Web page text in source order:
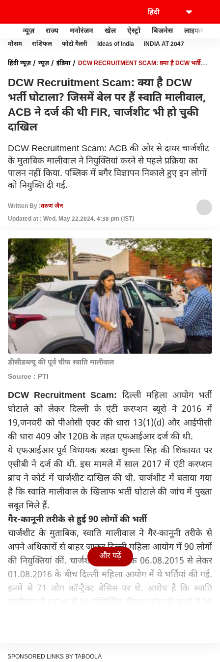
न्यूज़ राज्य मनोरंजन खेल ऐस्ट्रो बिजनेस लाइफस्टाइल
मौसम राशिफल फोटो गैलरी Ideas of India INDIA AT 2047
हिंदी न्यूज़ न्यूज़ इंडिया
DCW RECRUITMENT SCAM: क्या है DCW भर्ती
चुकी दाखिल
DCW Recruitment Scam: क्या है DCW
भर्ती घोटाला? जिसमें बेल पर हैं स्वाति मालीवाल,
ACB ने दर्ज की थी FIR, चार्जशीट भी हो चुकी
दाखिल
DCW Recruitment Scam: ACB की ओर से दायर चार्जशीट
के मुताबिक मालीवाल ने नियुक्तियां करने से पहले प्रक्रिया का
पालन नहीं किया. पब्लिक में बगैर विज्ञापन निकाले हुए इन लोगों
को नियुक्ति दी गई.
Written By :वरुण जैन
Updated at : Wed, May 22,2024, 4:38 pm (IST)
डीसीडब्ल्यू की पूर्व चीफ स्वाति मालीवाल
Source : PTI
DCW Recruitment Scam: दिल्ली महिला आयोग भर्ती
घोटाले को लेकर दिल्ली के एंटी करप्शन ब्यूरो ने 2016 में
19,जनवरी को पीओसी एक्ट की धारा 13(1)(d) और आईपीसी
की धारा 409 और 120B के तहत एफआईआर दर्ज की थी.
ये एफआईआर पूर्व विधायक बरखा शुक्ला सिंह की शिकायत पर
एसीबी ने दर्ज की थी. इस मामले में साल 2017 में एंटी करप्शन
ब्रांच ने कोर्ट में चार्जशीट दाखिल की थी. चार्जशीट में बताया गया
है कि स्वाति मालीवाल के खिलाफ भर्ती घोटाले की जांच में पुख्ता
सबूत मिले हैं.
गैर-कानूनी तरीके से हुई 90 लोगों की भर्ती
चार्जशीट के मुताबिक, स्वाति मालीवाल ने गैर-कानूनी तरीके से
अपने अधिकारों से बाहर जाकर दिल्ली महिला आयोग में 90 लोगों
की नियुक्तियां कीं. चार्जशीट के मुताबिक 06.08.2015 से लेकर
01.08.2016 के बीच दिल्ली महिला आयोग में ये भर्तियां की गईं.
इनमें से 71 लोग कॉन्ट्रैक्ट बेसिस पर थे. आरोप है कि स्वाति
भी कागजात बरामद नही हुए थे. चार्जशीट के मुताबिक राज मंगल
और पढ़ें
SPONSORED LINKS BY TABOOLA